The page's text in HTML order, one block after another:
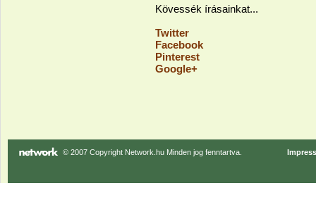
Kövessék írásainkat...
Twitter
Facebook
Pinterest
Google+
© 2007 Copyright Network.hu Minden jog fenntartva.